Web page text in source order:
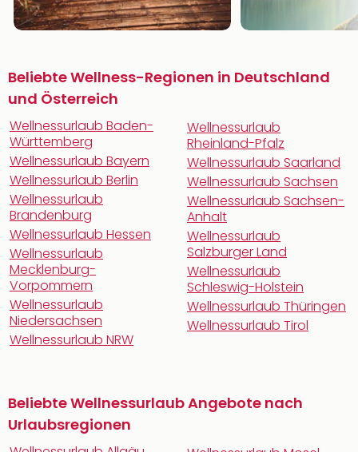
Beliebte Wellness-Regionen in Deutschland
und Österreich
Wellnessurlaub Baden-
Württemberg
Wellnessurlaub Bayern
Wellnessurlaub Berlin
Wellnessurlaub
Brandenburg
Wellnessurlaub Hessen
Wellnessurlaub
Mecklenburg-
Vorpommern
Wellnessurlaub
Niedersachsen
Wellnessurlaub NRW
Wellnessurlaub
Rheinland-Pfalz
Wellnessurlaub Saarland
Wellnessurlaub Sachsen
Wellnessurlaub Sachsen-
Anhalt
Wellnessurlaub
Salzburger Land
Wellnessurlaub
Schleswig-Holstein
Wellnessurlaub Thüringen
Wellnessurlaub Tirol
Beliebte Wellnessurlaub Angebote nach
Urlaubsregionen